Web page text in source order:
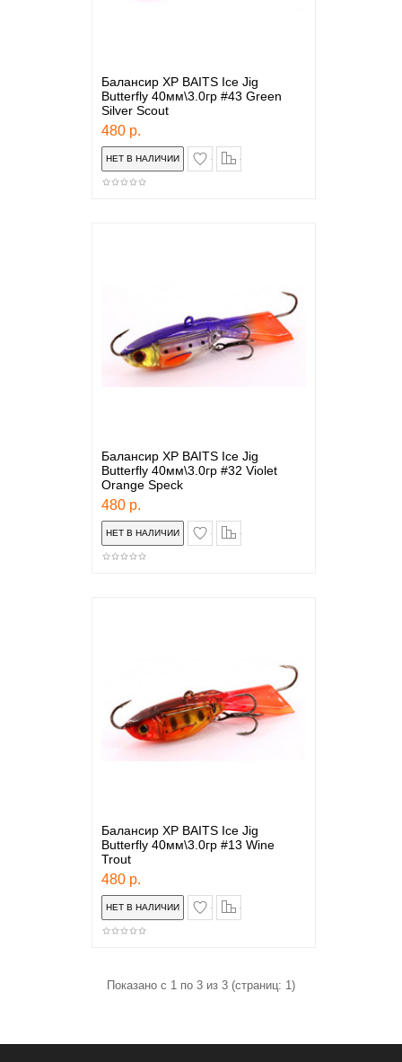
Балансир XP BAITS Ice Jig
Butterfly 40мм\3.0гр #43 Green
Silver Scout
480 р.
в закладки
Балансир XP BAITS Ice Jig
Butterfly 40мм\3.0гр #32 Violet
Orange Speck
480 р.
в закладки
Балансир XP BAITS Ice Jig
Butterfly 40мм\3.0гр #13 Wine
Trout
480 р.
в закладки
Показано с 1 по 3 из 3 (страниц: 1)